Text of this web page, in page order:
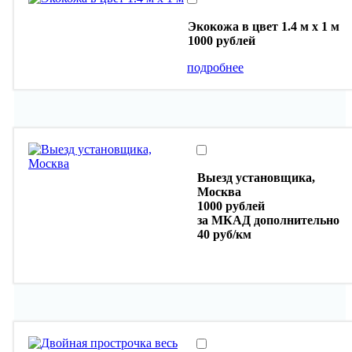
Экокожа в цвет 1.4 м х 1 м
1000 рублей
подробнее
Выезд установщика,
Москва
1000 рублей
за МКАД дополнительно
40 руб/км